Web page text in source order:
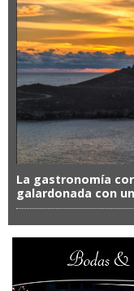
La gastronomía
galardonada con